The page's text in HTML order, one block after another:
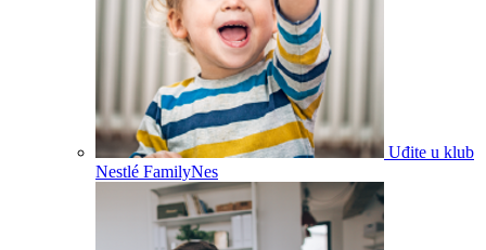
Uđite u klub
Nestlé FamilyNes